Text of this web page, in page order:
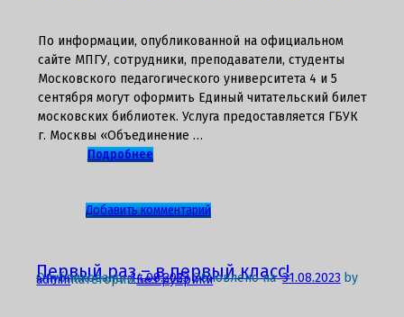
По информации, опубликованной на официальном
сайте МПГУ, сотрудники, преподаватели, студенты
Московского педагогического университета 4 и 5
сентября могут оформить Единый читательский билет
московских библиотек. Услуга предоставляется ГБУК
г. Москвы «Объединение …
Подробнее
Добавить комментарийк
и
5
Первый раз – в первый класс!
Опубликовано14.08.2023 Обновлено на31.08.2023 by
adminКатегории:Без рубрики